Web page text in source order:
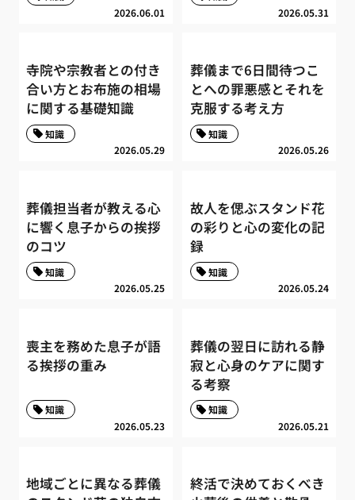
2026.06.01 2026.05.31
寺院や宗教者との付き
合い方とお布施の相場
に関する基礎知識
2026.05.29
知識
葬儀まで6日間待つこ
とへの罪悪感とそれを
克服する考え方
2026.05.26
知識
葬儀担当者が教える心
に響く息子からの挨拶
のコツ
2026.05.25
知識
故人を偲ぶスタンド花
の彩りと心の変化の記
録
2026.05.24
知識
喪主を務めた息子が語
る挨拶の重み
2026.05.23
知識
葬儀の翌日に訪れる静
寂と心身のケアに関す
る考察
2026.05.21
知識
地域ごとに異なる葬儀
終活で決めておくべき